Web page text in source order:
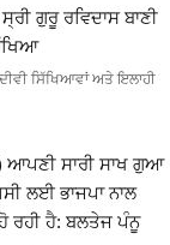
ਗੁਰੂ ਰਵਿਦਾਸ ਬਾਣੀ
ਸਿੱਖਿਆਵਾਂ ਅਤੇ ਇਲਾਹੀ
ਆਪਣੀ ਸਾਰੀ ਸਾਖ ਗੁਆ
ਲਈ ਭਾਜਪਾ ਨਾਲ
ਰਹੀ ਹੈ: ਬਲਤੇਜ ਪੰਨੂ